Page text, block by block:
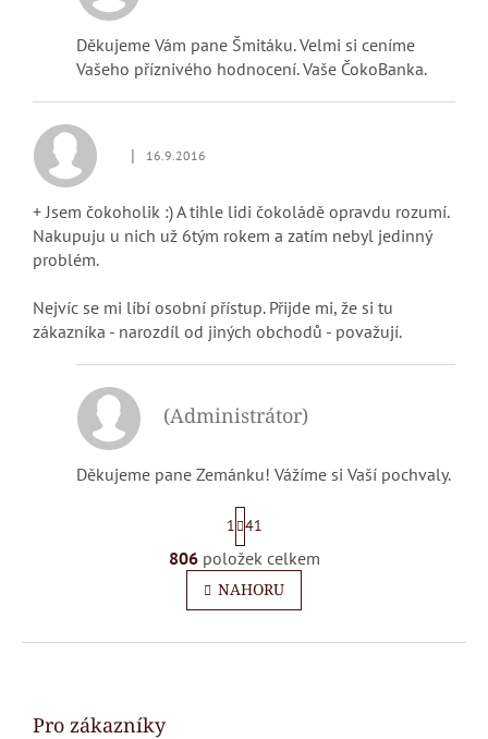
Děkujeme Vám pane Šmitáku. Velmi si ceníme
Vašeho příznivého hodnocení. Vaše ČokoBanka.
Hodnocení obchodu je 5 z 5 hvězdiček.
| 16.9.2016
+ Jsem čokoholik :) A tihle lidi čokoládě opravdu rozumí.
Nakupuju u nich už 6tým rokem a zatím nebyl jedinný
problém.
Nejvíc se mi líbí osobní přístup. Přijde mi, že si tu
zákazníka - narozdíl od jiných obchodů - považují.
(Administrátor)
Děkujeme pane Zemánku! Vážíme si Vaší pochvaly.
O
v
l
d
S
t
r
á
n
k
v
1 41
806položek celkem
NAHORU
Z
Pro zákazníky